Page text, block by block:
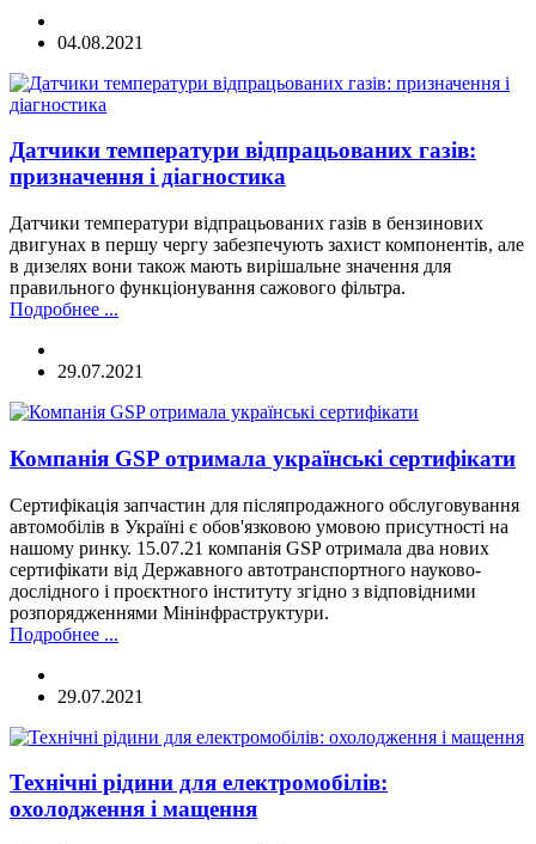
04.08.2021
Датчики температури відпрацьованих газів:
призначення і діагностика
Датчики температури відпрацьованих газів в бензинових
двигунах в першу чергу забезпечують захист компонентів, але
в дизелях вони також мають вирішальне значення для
правильного функціонування сажового фільтра.
Подробнее ...
29.07.2021
Компанія GSP отримала українські сертифікати
Сертифікація запчастин для післяпродажного обслуговування
автомобілів в Україні є обов'язковою умовою присутності на
нашому ринку. 15.07.21 компанія GSP отримала два нових
сертифікати від Державного автотранспортного науково-
дослідного і проєктного інституту згідно з відповідними
розпорядженнями Мінінфраструктури.
Подробнее ...
29.07.2021
Технічні рідини для електромобілів:
охолодження і мащення